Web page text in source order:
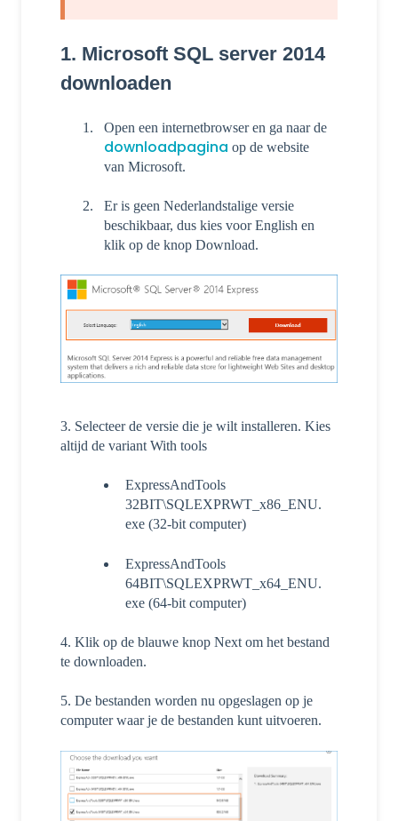
1. Microsoft SQL server 2014
downloaden
Open een internetbrowser en ga naar de
downloadpagina op de website
van Microsoft.
Er is geen Nederlandstalige versie
beschikbaar, dus kies voor English en
klik op de knop Download.
3. Selecteer de versie die je wilt installeren. Kies
altijd de variant With tools
ExpressAndTools
32BIT\SQLEXPRWT_x86_ENU.
exe (32-bit computer)
ExpressAndTools
64BIT\SQLEXPRWT_x64_ENU.
exe (64-bit computer)
4. Klik op de blauwe knop Next om het bestand
te downloaden.
5. De bestanden worden nu opgeslagen op je
computer waar je de bestanden kunt uitvoeren.